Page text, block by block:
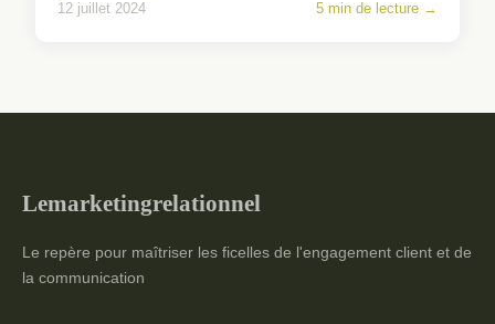
12 juillet 2024 5 min de lecture →
Lemarketingrelationnel
Le repère pour maîtriser les ficelles de l'engagement client et de
la communication